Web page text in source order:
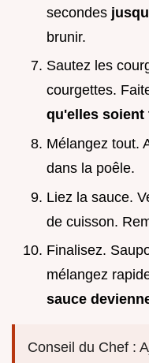
secondes
brunir.
Sautez les
courgettes.
qu'elles soient
Mélangez tout.
dans la poêle.
Liez la sauce.
de cuisson.
Finalisez.
mélangez
sauce
Conseil du Chef :